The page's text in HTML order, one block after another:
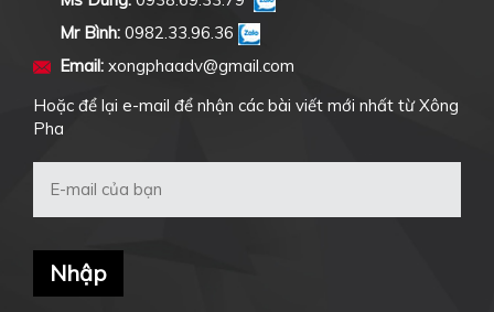
Mr Bình: 0982.33.96.36
Email: xongphaadv@gmail.com
Hoặc để lại e-mail để nhận các bài viết mới nhất từ Xông
Pha